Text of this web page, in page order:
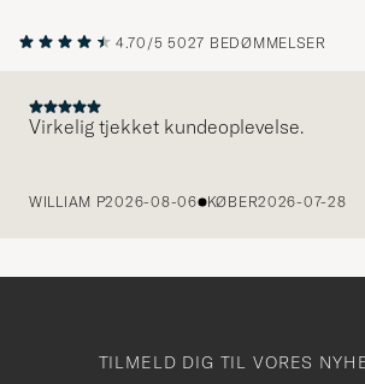
4.70/5 5027 BEDØMMELSER
Virkelig tjekket kundeoplevelse.
WILLIAM P2026-08-06 KØBER2026-07-28
TILMELD DIG TIL VORES